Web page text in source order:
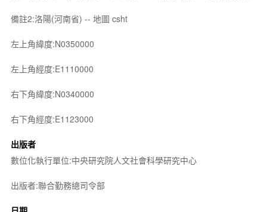
備註2:洛陽(河南省) -- 地圖 csht
左上角緯度:N0350000
左上角經度:E1110000
右下角緯度:N0340000
右下角經度:E1123000
出版者
數位化執行單位:中央研究院人文社會科學研究中心
出版者:聯合勤務總司令部